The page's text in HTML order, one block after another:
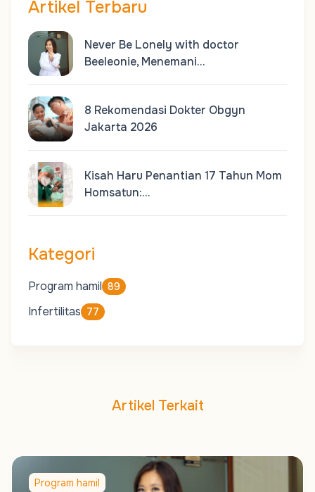
Artikel Terbaru
Never Be Lonely with doctor
Beeleonie, Menemani…
8 Rekomendasi Dokter Obgyn
Jakarta 2026
Kisah Haru Penantian 17 Tahun Mom
Homsatun:…
Kategori
Program hamil 89
Infertilitas 77
Artikel Terkait
Program hamil